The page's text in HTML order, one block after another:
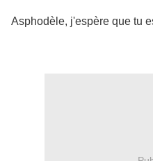
Asphodèle, j'espère que tu